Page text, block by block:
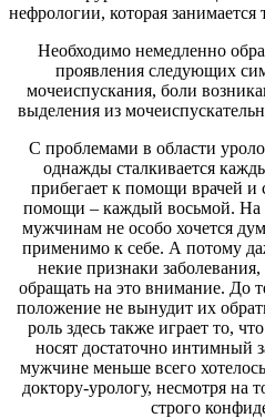
нефрологии, которая занимается
Необходимо немедленно
проявления следующих
мочеиспускания, боли
выделения из
С проблемами в области
однажды сталкивается
прибегает к помощи врачей
помощи – каждый восьмой. На
мужчинам не особо хочется
применимо к себе. А потому
некие признаки
обращать на это внимание. До
положение не вынудит их
роль здесь также играет то,
носят достаточно интимный
мужчине меньше всего
доктору-урологу, несмотря на
строго